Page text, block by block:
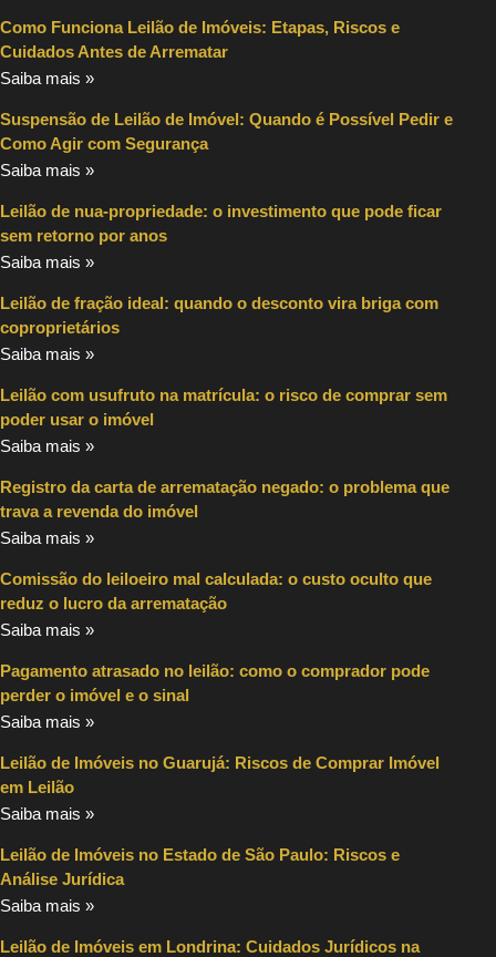
Como Funciona Leilão de Imóveis: Etapas, Riscos e
Cuidados Antes de Arrematar
Saiba mais »
Suspensão de Leilão de Imóvel: Quando é Possível Pedir e
Como Agir com Segurança
Saiba mais »
Leilão de nua-propriedade: o investimento que pode ficar
sem retorno por anos
Saiba mais »
Leilão de fração ideal: quando o desconto vira briga com
coproprietários
Saiba mais »
Leilão com usufruto na matrícula: o risco de comprar sem
poder usar o imóvel
Saiba mais »
Registro da carta de arrematação negado: o problema que
trava a revenda do imóvel
Saiba mais »
Comissão do leiloeiro mal calculada: o custo oculto que
reduz o lucro da arrematação
Saiba mais »
Pagamento atrasado no leilão: como o comprador pode
perder o imóvel e o sinal
Saiba mais »
Leilão de Imóveis no Guarujá: Riscos de Comprar Imóvel
em Leilão
Saiba mais »
Leilão de Imóveis no Estado de São Paulo: Riscos e
Análise Jurídica
Saiba mais »
Leilão de Imóveis em Londrina: Cuidados Jurídicos na